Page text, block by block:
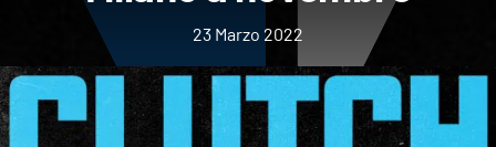
23 Marzo 2022